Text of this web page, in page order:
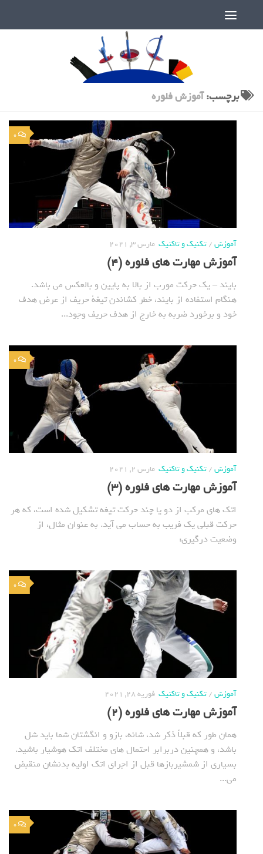
برچسب:آموزش فلوره
0
آموزش/تکنیک و تاکتیک مارس 3, 2021
آموزش مهارت های فلوره (4)
بایند – یک حرکت مورب از بالا به پایین و بالعکس می باشد.
هنگام استفاده از بایند، خطر کشاندن تیغة حریف از عرض هدف
خود و برخورد ضربه به خارج از هدف حریف وجود...
0
آموزش/تکنیک و تاکتیک مارس 2, 2021
آموزش مهارت های فلوره (3)
اتک های مرکب از دو یا چند حرکت تیغه تشکیل شده است، که هر
حرکت قبلی یک فریب به حساب می آید. به عنوان مثال، از
وضعیت درگیری:
0
آموزش/تکنیک و تاکتیک فوریه 28, 2021
آموزش مهارت های فلوره (2)
همان طور که قبلاً ذکر شد، شانه، بازو و انگشتان شما باید شل
باشد، و همچنین دربرابر احتمال های مختلف اتک هوشیار باشید.
بسیاری از شمشیربازها قبل از اجرای اتک اولیه بدنشان منقبض
می...
0